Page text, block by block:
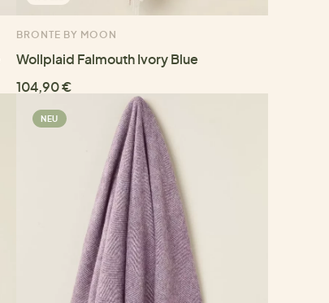
BRONTE BY MOON
Wollplaid Falmouth Ivory Blue
104,90 €
NEU